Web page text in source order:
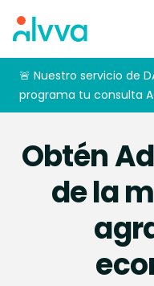
home
🚨 Nuestro servicio de
programa tu consulta
Obtén
de la